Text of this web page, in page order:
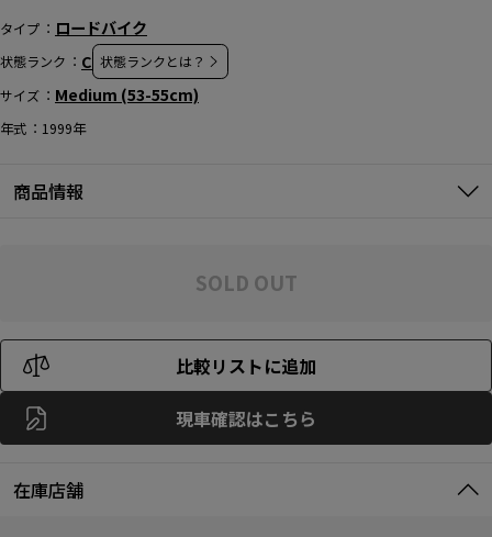
格
タイプ ロードバイク
状態ランク C 状態ランクとは？
サイズ Medium (53-55cm)
年式 1999年
商品情報
SOLD OUT
比較リストに追加
現車確認はこちら
在庫店舗